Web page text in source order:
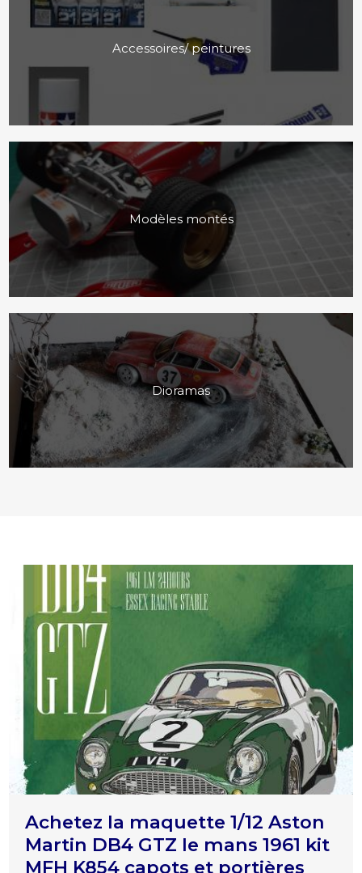
Accessoires/ peintures
Modèles montés
Dioramas
Achetez la maquette 1/12 Aston
Martin DB4 GTZ le mans 1961 kit
MFH K854 capots et portières